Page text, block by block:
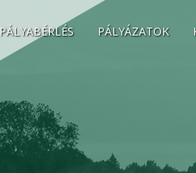
PÁLYABÉRLÉS PÁLYÁZATOK